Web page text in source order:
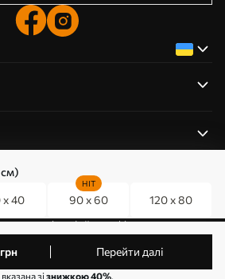
x 40 90 x 60
HIT
120 x 80
грн Перейти далі
зізнижкою 40%.
0800357223
дозволів на файли cookie
Усі права захищені. Власник:
Код ЄДРПОУ: 31780602.